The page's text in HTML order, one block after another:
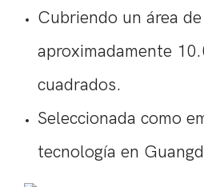
Cubriendo un área de
aproximadamente
cuadrados.
Seleccionada como
tecnología en